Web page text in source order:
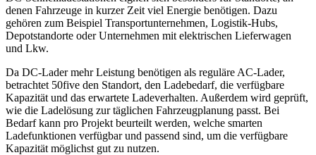
denen Fahrzeuge in kurzer Zeit viel Energie benötigen. Dazu
gehören zum Beispiel Transportunternehmen, Logistik-Hubs,
Depotstandorte oder Unternehmen mit elektrischen Lieferwagen
und Lkw.
Da DC-Lader mehr Leistung benötigen als reguläre AC-Lader,
betrachtet 50five den Standort, den Ladebedarf, die verfügbare
Kapazität und das erwartete Ladeverhalten. Außerdem wird geprüft,
wie die Ladelösung zur täglichen Fahrzeugplanung passt. Bei
Bedarf kann pro Projekt beurteilt werden, welche smarten
Ladefunktionen verfügbar und passend sind, um die verfügbare
Kapazität möglichst gut zu nutzen.